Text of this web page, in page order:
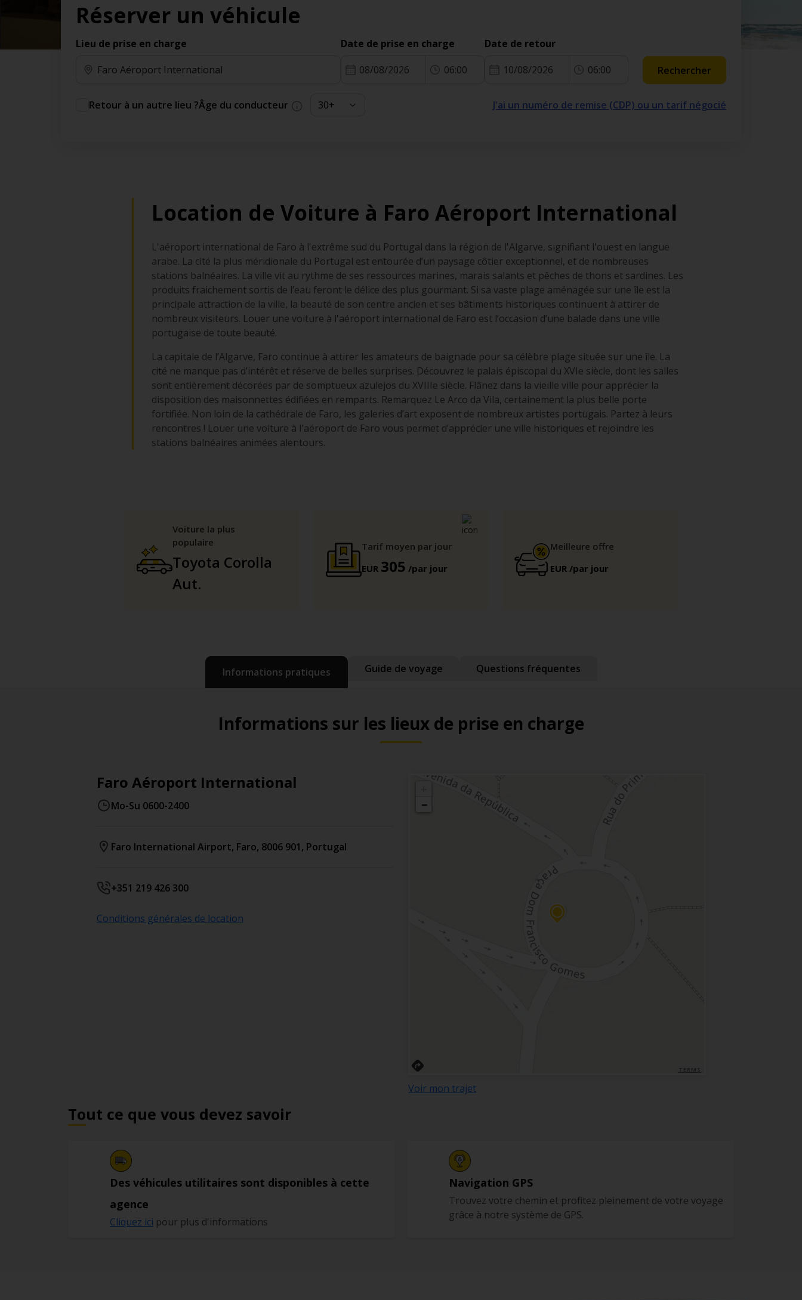
des jours gratuits.*
Ajout gratuit du partenaire comme conducteur
additionnel
supplémentaires.
Réserver un véhicule
Lieu de prise en charge Date de prise en charge
08/08/2026 06:00
Date de retour
10/08/2026 06:00 Rechercher
Retour à un autre lieu ?Âge du conducteur J'ai un numéro de remise (CDP) ou un tarif négocié
Location de Voiture à Faro Aéroport International
L'aéroport international de Faro à l'extrême sud du Portugal dans la région de l'Algarve, signifiant l'ouest en langue
arabe. La cité la plus méridionale du Portugal est entourée d’un paysage côtier exceptionnel, et de nombreuses
stations balnéaires. La ville vit au rythme de ses ressources marines, marais salants et pêches de thons et sardines. Les
produits fraichement sortis de l’eau feront le délice des plus gourmant. Si sa vaste plage aménagée sur une île est la
principale attraction de la ville, la beauté de son centre ancien et ses bâtiments historiques continuent à attirer de
nombreux visiteurs. Louer une voiture à l'aéroport international de Faro est l’occasion d’une balade dans une ville
portugaise de toute beauté.
La capitale de l’Algarve, Faro continue à attirer les amateurs de baignade pour sa célèbre plage située sur une île. La
cité ne manque pas d’intérêt et réserve de belles surprises. Découvrez le palais épiscopal du XVIe siècle, dont les salles
sont entièrement décorées par de somptueux azulejos du XVIIIe siècle. Flânez dans la vieille ville pour apprécier la
disposition des maisonnettes édifiées en remparts. Remarquez Le Arco da Vila, certainement la plus belle porte
fortifiée. Non loin de la cathédrale de Faro, les galeries d’art exposent de nombreux artistes portugais. Partez à leurs
rencontres ! Louer une voiture à l'aéroport de Faro vous permet d’apprécier une ville historiques et rejoindre les
stations balnéaires animées alentours.
Voiture la plus
populaire
Toyota Corolla
Aut.
Tarif moyen par jour
EUR 305 /par jour
Meilleure offre
EUR /par jour
Informations pratiques Guide de voyage Questions fréquentes
Informations sur les lieux de prise en charge
Faro Aéroport International
Mo-Su 0600-2400
Faro International Airport, Faro, 8006 901, Portugal
+351 219 426 300
Conditions générales de location
−
Voir mon trajet
Tout ce que vous devez savoir
Des véhicules utilitaires sont disponibles à cette
agence
Cliquez ici pour plus d'informations
Navigation GPS
Trouvez votre chemin et profitez pleinement de votre voyage
grâce à notre système de GPS.